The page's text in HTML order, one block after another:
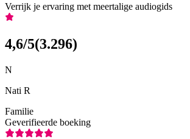
Verrijk je ervaring met meertalige audiogids
4,6/5(3.296)
N
Nati R
Familie
Geverifieerde boeking